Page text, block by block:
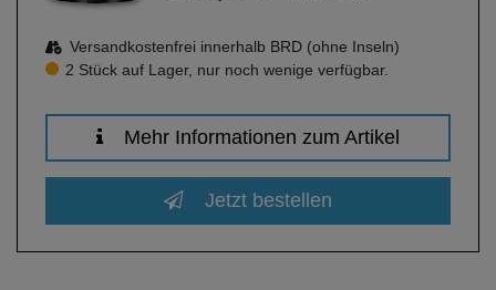
Versandkostenfrei innerhalb BRD (ohne Inseln)
2 Stück auf Lager, nur noch wenige verfügbar.
Mehr Informationen zum Artikel
Jetzt bestellen